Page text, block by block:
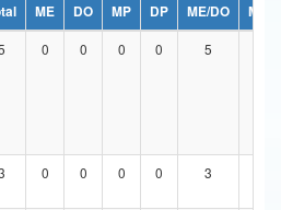
e Comunicações
ME DO MP DP ME/DO
MP/
0 0 0 0 5
0 0 0 0 3